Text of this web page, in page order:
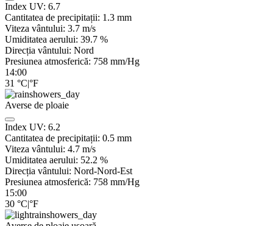
Index UV: 6.7
Cantitatea de precipitații: 1.3 mm
Viteza vântului: 3.7 m/s
Umiditatea aerului: 39.7 %
Direcția vântului: Nord
Presiunea atmosferică: 758 mm/Hg
14:00
31 °C|°F
Averse de ploaie
Index UV: 6.2
Cantitatea de precipitații: 0.5 mm
Viteza vântului: 4.7 m/s
Umiditatea aerului: 52.2 %
Direcția vântului: Nord-Nord-Est
Presiunea atmosferică: 758 mm/Hg
15:00
30 °C|°F